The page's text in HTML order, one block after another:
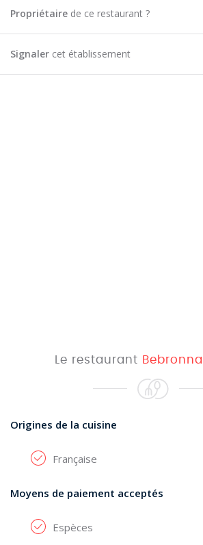
Propriétaire de ce restaurant ?
Signaler cet établissement
Le restaurant Bebronna
Origines de la cuisine
Française
Moyens de paiement acceptés
Espèces